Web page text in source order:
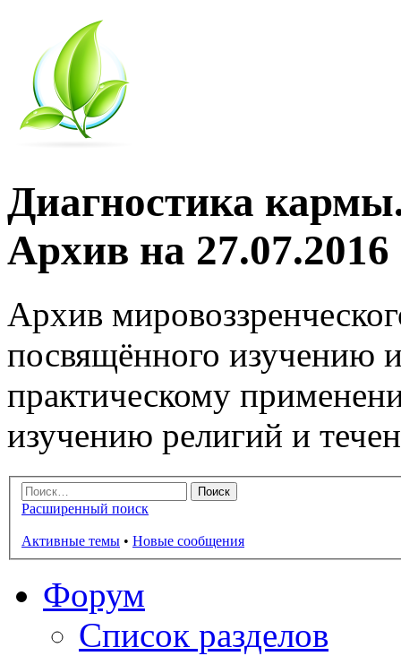
Диагностика
Архив на 27.07.2016
Архив
посвящённого изучению
практическому
изучению религий и
Расширенный поиск
Активные темы • Новые сообщения
Форум
Список разделов